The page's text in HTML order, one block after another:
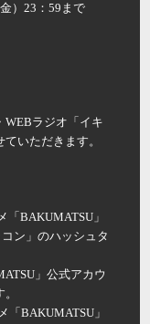
）23：59まで
WEBラジオ「イキ
いただきます。
「BAKUMATSU」
ン」のハッシュタ
」公式アカウ
「BAKUMATSU」